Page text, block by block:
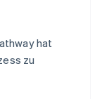
hat
zu